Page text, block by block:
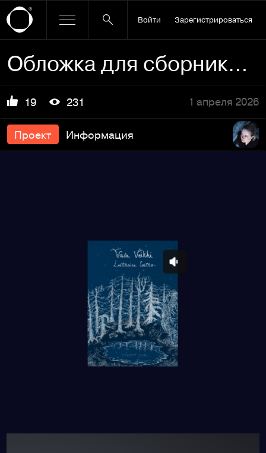
Войти Зарегистрироваться
Обложка для сборника стихов
19 231 1 апреля 2026
Проект Информация